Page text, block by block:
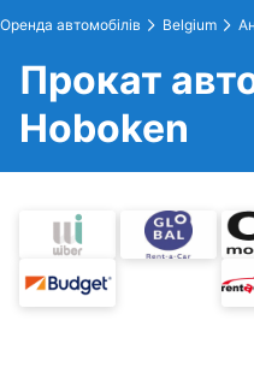
Оренда автомобілів Belgium
Прокат
Hoboken